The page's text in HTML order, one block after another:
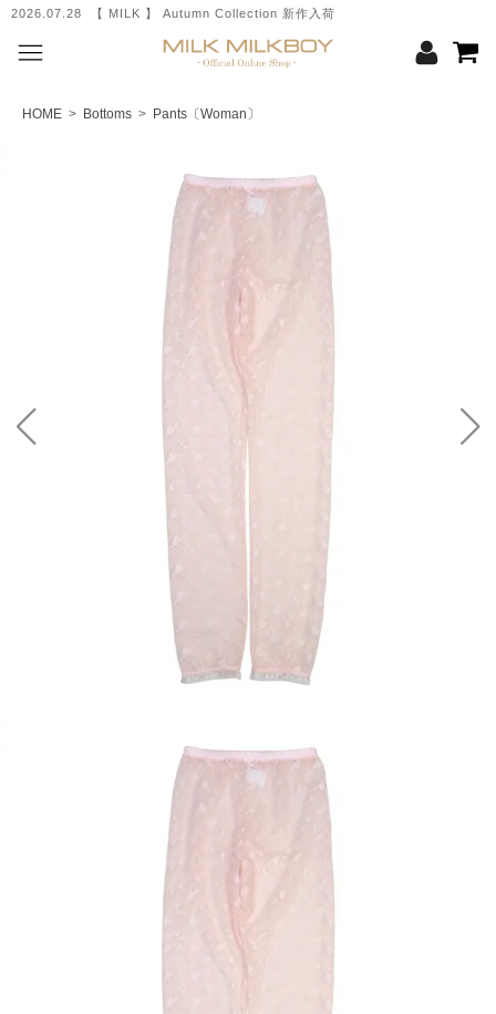
2026.07.28 【 MILK 】 Autumn Collection 新作入荷
HOME > Bottoms > Pants〔Woman〕